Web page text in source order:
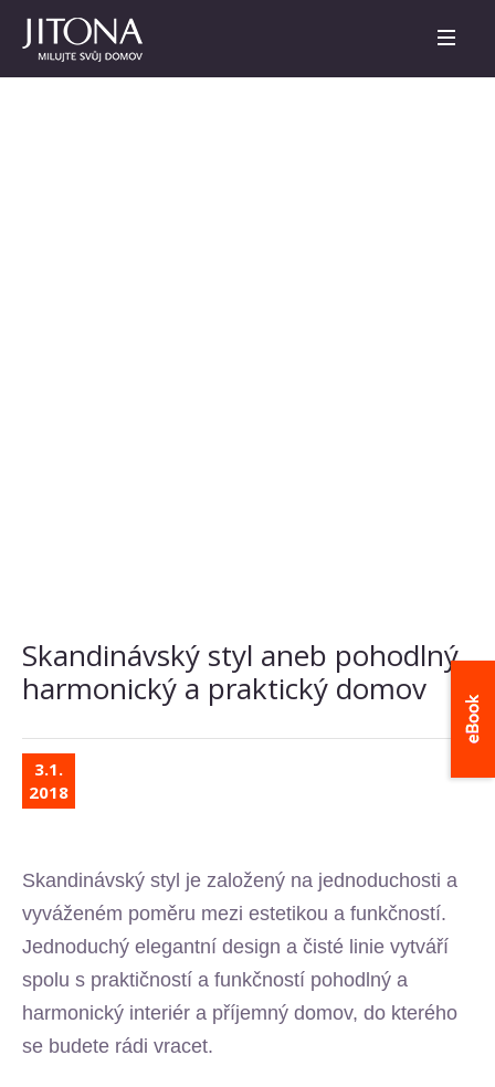
Skandinávský styl aneb pohodlný,
harmonický a praktický domov
3.1.
2018
Skandinávský styl je založený na jednoduchosti a
vyváženém poměru mezi estetikou a funkčností.
Jednoduchý elegantní design a čisté linie vytváří
spolu s praktičností a funkčností pohodlný a
harmonický interiér a příjemný domov, do kterého
se budete rádi vracet.